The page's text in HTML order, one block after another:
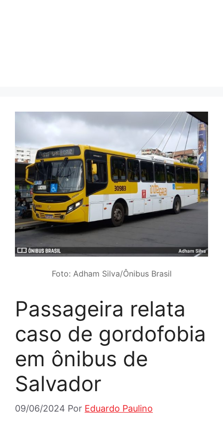
Foto: Adham Silva/Ônibus Brasil
Passageira relata
caso de gordofobia
em ônibus de
Salvador
09/06/2024 Por Eduardo Paulino